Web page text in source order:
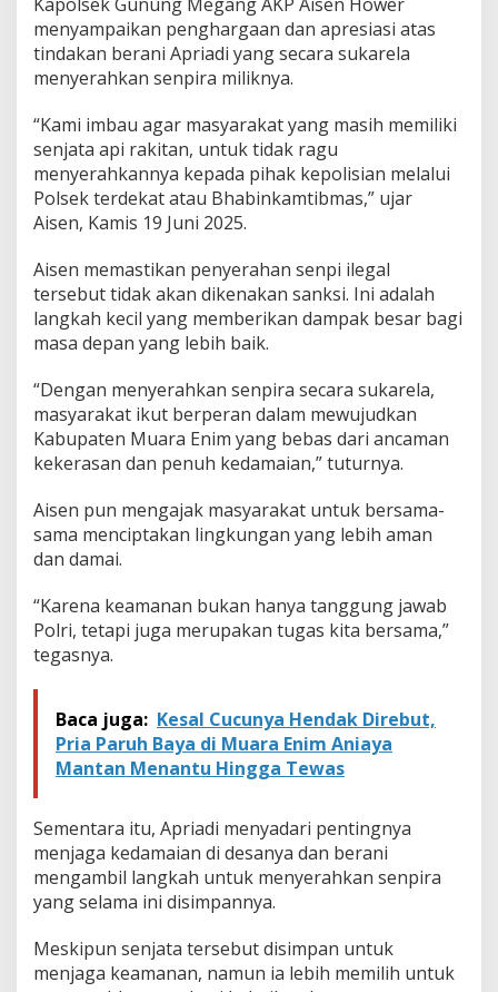
e
n
p
i
a
menyampaikan penghargaan dan apresiasi atas
tindakan berani Apriadi yang secara sukarela
menyerahkan senpira miliknya.
“Kami imbau agar masyarakat yang masih memiliki
senjata api rakitan, untuk tidak ragu
menyerahkannya kepada pihak kepolisian melalui
Polsek terdekat atau Bhabinkamtibmas,” ujar
Aisen, Kamis 19 Juni 2025.
Aisen memastikan penyerahan senpi ilegal
tersebut tidak akan dikenakan sanksi. Ini adalah
langkah kecil yang memberikan dampak besar bagi
masa depan yang lebih baik.
“Dengan menyerahkan senpira secara sukarela,
masyarakat ikut berperan dalam mewujudkan
Kabupaten Muara Enim yang bebas dari ancaman
kekerasan dan penuh kedamaian,” tuturnya.
Aisen pun mengajak masyarakat untuk bersama-
sama menciptakan lingkungan yang lebih aman
dan damai.
“Karena keamanan bukan hanya tanggung jawab
Polri, tetapi juga merupakan tugas kita bersama,”
tegasnya.
Baca juga: Kesal Cucunya Hendak Direbut,
Pria Paruh Baya di Muara Enim Aniaya
Mantan Menantu Hingga Tewas
Sementara itu, Apriadi menyadari pentingnya
menjaga kedamaian di desanya dan berani
mengambil langkah untuk menyerahkan senpira
yang selama ini disimpannya.
Meskipun senjata tersebut disimpan untuk
menjaga keamanan, namun ia lebih memilih untuk